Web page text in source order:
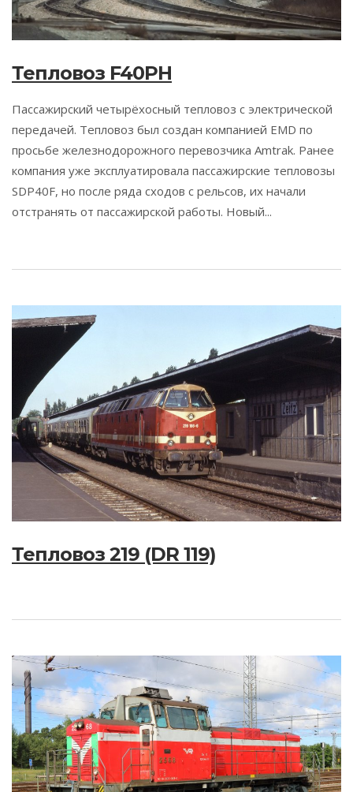
Тепловоз F40PH
Пассажирский четырёхосный тепловоз с электрической
передачей. Тепловоз был создан компанией EMD по
просьбе железнодорожного перевозчика Amtrak. Ранее
компания уже эксплуатировала пассажирские тепловозы
SDP40F, но после ряда сходов с рельсов, их начали
отстранять от пассажирской работы. Новый...
Тепловоз 219 (DR 119)